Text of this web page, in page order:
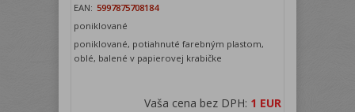
EAN: 5997875708184
poniklované
poniklované, potiahnuté farebným plastom,
oblé, balené v papierovej krabičke
Vaša cena bez DPH: 1 EUR